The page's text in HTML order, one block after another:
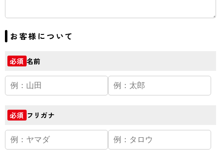
お客様について
必須 名前
必須 フリガナ